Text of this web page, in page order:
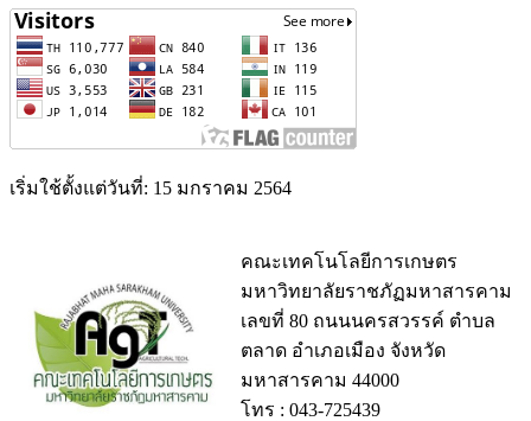
เริ่มใช้ตั้งแต่วันที่: 15 มกราคม 2564
คณะเทคโนโลยีการเกษตร
มหาวิทยาลัยราชภัฏมหาสารคาม
เลขที่ 80 ถนนนครสวรรค์ ตำบล
ตลาด อำเภอเมือง จังหวัด
มหาสารคาม 44000
โทร : 043-725439